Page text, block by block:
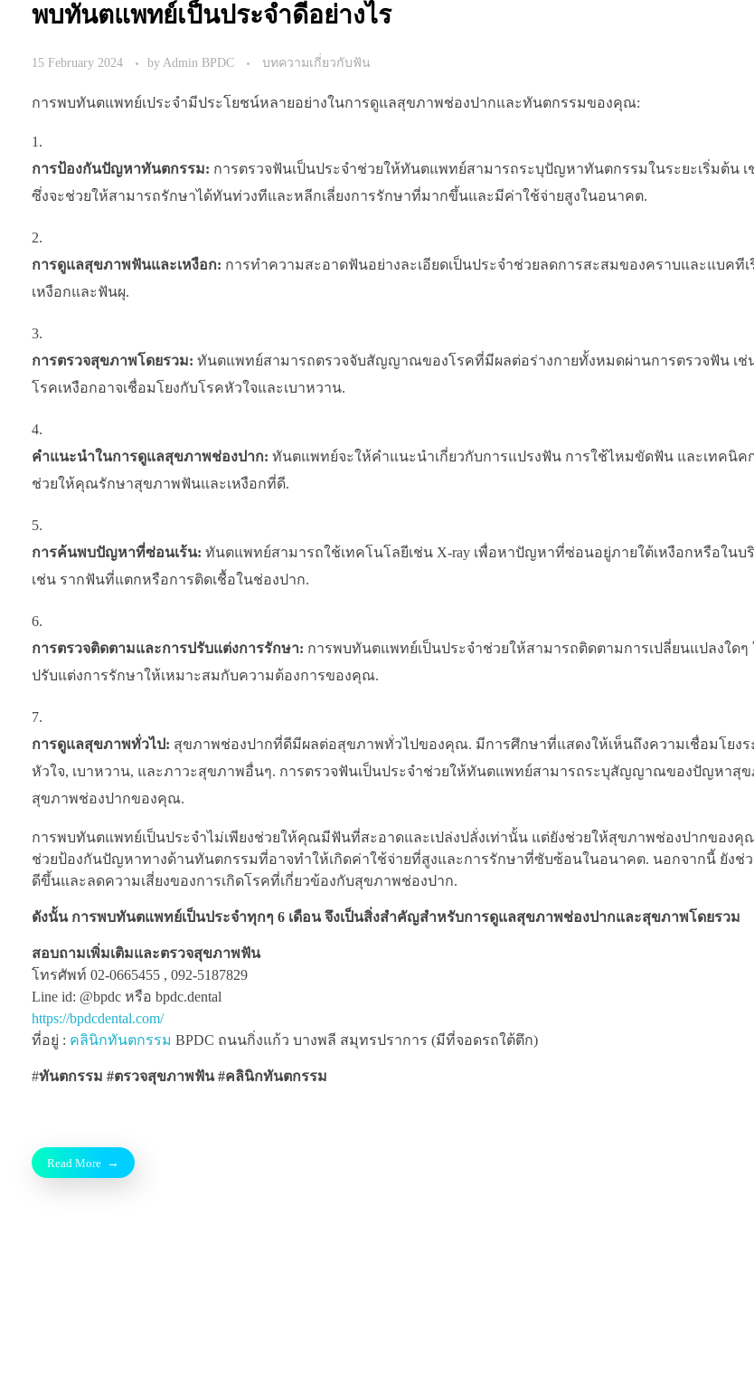
พบทันตแพทย์เป็นประจำดีอย่างไร
15 February 2024 by Admin BPDC บทความเกี่ยวกับฟัน
การพบทันตแพทย์เประจำมีประโยชน์หลายอย่างในการดูแลสุขภาพช่องปากและทันตกรรมของคุณ:
การป้องกันปัญหาทันตกรรม: การตรวจฟันเป็นประจำช่วยให้ทันตแพทย์สามารถระบุปัญหาทันตกรรมในระยะเริ่มต้น เ
ซึ่งจะช่วยให้สามารถรักษาได้ทันท่วงทีและหลีกเลี่ยงการรักษาที่มากขึ้นและมีค่าใช้จ่ายสูงในอนาคต.
การดูแลสุขภาพฟันและเหงือก: การทำความสะอาดฟันอย่างละเอียดเป็นประจำช่วยลดการสะสมของคราบและแบคที
เหงือกและฟันผุ.
การตรวจสุขภาพโดยรวม: ทันตแพทย์สามารถตรวจจับสัญญาณของโรคที่มีผลต่อร่างกายทั้งหมดผ่านการตรวจฟัน เช่
โรคเหงือกอาจเชื่อมโยงกับโรคหัวใจและเบาหวาน.
คำแนะนำในการดูแลสุขภาพช่องปาก: ทันตแพทย์จะให้คำแนะนำเกี่ยวกับการแปรงฟัน การใช้ไหมขัดฟัน และเทคนิค
ช่วยให้คุณรักษาสุขภาพฟันและเหงือกที่ดี.
การค้นพบปัญหาที่ซ่อนเร้น: ทันตแพทย์สามารถใช้เทคโนโลยีเช่น X-ray เพื่อหาปัญหาที่ซ่อนอยู่ภายใต้เหงือกหรือในบ
เช่น รากฟันที่แตกหรือการติดเชื้อในช่องปาก.
การตรวจติดตามและการปรับแต่งการรักษา: การพบทันตแพทย์เป็นประจำช่วยให้สามารถติดตามการเปลี่ยนแปลงใด
ปรับแต่งการรักษาให้เหมาะสมกับความต้องการของคุณ.
การดูแลสุขภาพทั่วไป: สุขภาพช่องปากที่ดีมีผลต่อสุขภาพทั่วไปของคุณ. มีการศึกษาที่แสดงให้เห็นถึงความเชื่อมโยงร
หัวใจ, เบาหวาน, และภาวะสุขภาพอื่นๆ. การตรวจฟันเป็นประจำช่วยให้ทันตแพทย์สามารถระบุสัญญาณของปัญหาสุข
สุขภาพช่องปากของคุณ.
การพบทันตแพทย์เป็นประจำไม่เพียงช่วยให้คุณมีฟันที่สะอาดและเปล่งปลั่งเท่านั้น แต่ยังช่วยให้สุขภาพช่องปากของคุ
ช่วยป้องกันปัญหาทางด้านทันตกรรมที่อาจทำให้เกิดค่าใช้จ่ายที่สูงและการรักษาที่ซับซ้อนในอนาคต. นอกจากนี้ ยัง
ดีขึ้นและลดความเสี่ยงของการเกิดโรคที่เกี่ยวข้องกับสุขภาพช่องปาก.
ดังนั้น การพบทันตแพทย์เป็นประจำทุกๆ 6 เดือน จึงเป็นสิ่งสำคัญสำหรับการดูแลสุขภาพช่องปากและสุขภาพโดยรวม
สอบถามเพิ่มเติมและตรวจสุขภาพฟัน
โทรศัพท์ 02-0665455 , 092-5187829
Line id: @bpdc หรือ bpdc.dental
https://bpdcdental.com/
ที่อยู่ : คลินิกทันตกรรม BPDC ถนนกิ่งแก้ว บางพลี สมุทรปราการ (มีที่จอดรถใต้ตึก)
#ทันตกรรม #ตรวจสุขภาพฟัน #คลินิกทันตกรรม
Read More